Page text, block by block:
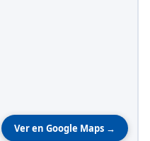
Ver en Google Maps →